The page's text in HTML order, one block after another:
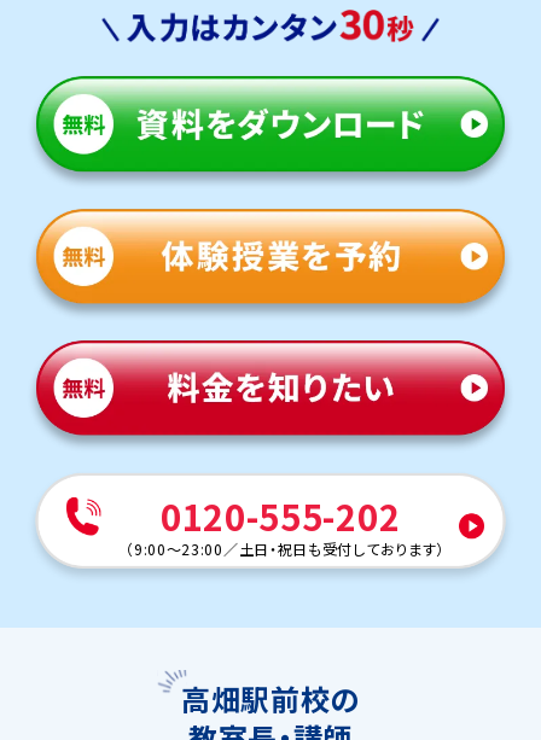
0120-555-202
（9:00～23:00／土日・祝日も受付しております）
高畑駅前校の